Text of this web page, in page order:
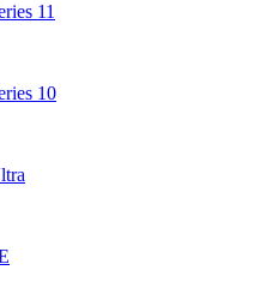
11
10